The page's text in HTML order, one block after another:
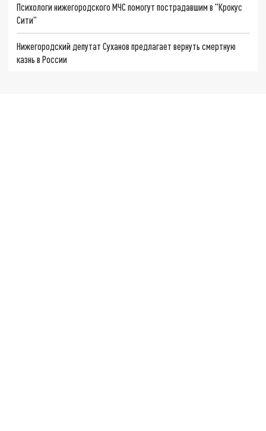
Психологи нижегородского МЧС помогут пострадавшим в "Крокус
Сити"
Нижегородский депутат Суханов предлагает вернуть смертную
казнь в России